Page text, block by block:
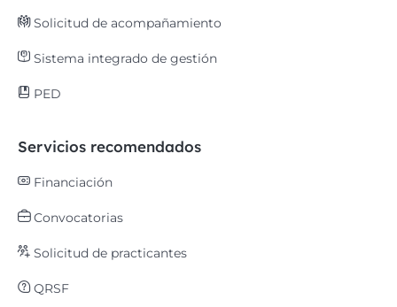
Solicitud de acompañamiento
Sistema integrado de gestión
PED
Servicios recomendados
Financiación
Convocatorias
Solicitud de practicantes
QRSF